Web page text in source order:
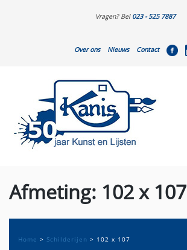
Vragen? Bel 023 - 525 7887
Over ons Nieuws Contact
Afmeting: 102 x 107
Home > Schilderijen > 102 x 107